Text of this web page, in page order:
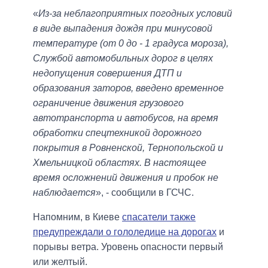
«Из-за неблагоприятных погодных условий
в виде выпадения дождя при минусовой
температуре (от 0 до - 1 градуса мороза),
Службой автомобильных дорог в целях
недопущения совершения ДТП и
образования заторов, введено временное
ограничение движения грузового
автотранспорта и автобусов, на время
обработки спецтехникой дорожного
покрытия в Ровненской, Тернопольской и
Хмельницкой областях. В настоящее
время осложнений движения и пробок не
наблюдается», - сообщили в ГСЧС.
Напомним, в Киеве спасатели также
предупреждали о гололедице на дорогах и
порывы ветра. Уровень опасности первый
или желтый.